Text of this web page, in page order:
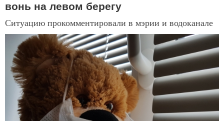
вонь на левом берегу
Ситуацию прокомментировали в мэрии и водоканале